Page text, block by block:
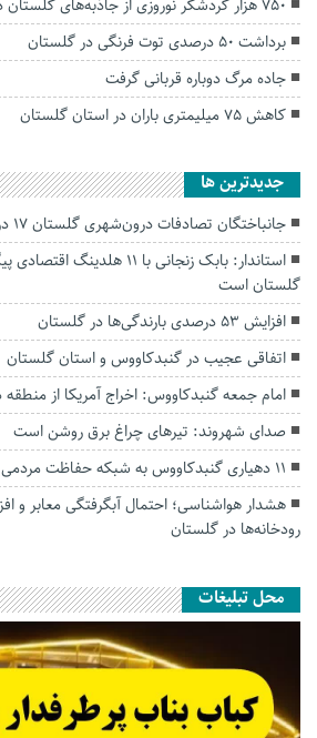
۷۵۰ هزار گردشگر نوروزی از جاذبه‌های گلستان دیدن کردند
برداشت ۵۰ درصدی توت فرنگی در گلستان
جاده مرگ دوباره قربانی گرفت
کاهش ۷۵ میلیمتری باران در استان گلستان
جديدترين ها
جانباختگان تصادفات درون‌شهری گلستان ۱۷ درصد کاهش یافت
استاندار: بابک زنجانی با ۱۱
گلستان است
افزایش ۵۳ درصدی بارندگی‌ها در گلستان
اتفاقی عجیب در‌ گنبدکاووس و استان گلستان
امام جمعه گنبدکاووس: اخراج آمریکا از
صدای شهروند: تیرهای چراغ برق روشن است
۱۱ دهیاری گنبدکاووس به شبکه حفاظت مردمی منابع طبیعی پیوستند
هشدار هواشناسی؛ احتمال آبگرفتگی معابر و
رودخانه‌ها در گلستان
محل تبلیغات